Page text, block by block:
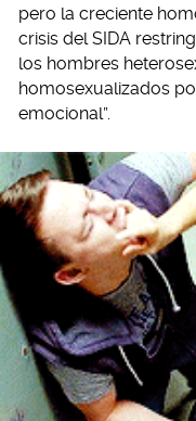
pero la creciente
crisis del SIDA
los hombres
homosexualizados
emocional”.